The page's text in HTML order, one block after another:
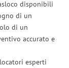
disponibili
di un
di un
accurato e
esperti